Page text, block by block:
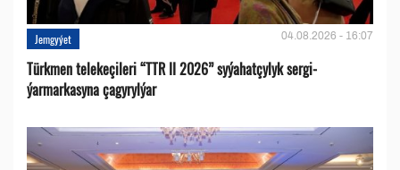
Jemgyýet 04.08.2026 - 16:07
Türkmen telekeçileri “TTR II 2026” syýahatçylyk sergi-
ýarmarkasyna çagyrylýar